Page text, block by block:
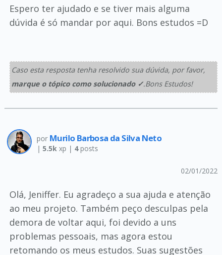
Espero ter ajudado e se tiver mais alguma
dúvida é só mandar por aqui. Bons estudos =D
Caso esta resposta tenha resolvido sua dúvida, por favor,
marque o tópico como solucionado ✓.Bons Estudos!
por Murilo Barbosa da Silva Neto
| 5.5k xp | 4posts
02/01/2022
Olá, Jeniffer. Eu agradeço a sua ajuda e atenção
ao meu projeto. Também peço desculpas pela
demora de voltar aqui, foi devido a uns
problemas pessoais, mas agora estou
retomando os meus estudos. Suas sugestões